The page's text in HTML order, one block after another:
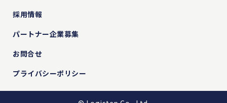
採用情報
パートナー企業募集
お問合せ
プライバシーポリシー